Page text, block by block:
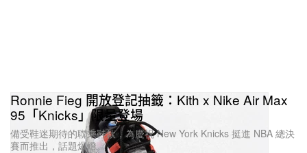
Ronnie Fieg 開放登記抽籤：Kith x Nike Air Max
95「Knicks」限量登場
備受鞋迷期待的聯乘鞋款，為慶祝 New York Knicks 挺進 NBA 總決
賽而推出，話題爆燈。